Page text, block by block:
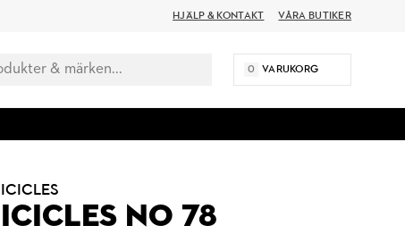
HJÄLP & KONTAKT VÅRA BUTIKER
0 VARUKORG
ICICLES
ICICLES NO 78